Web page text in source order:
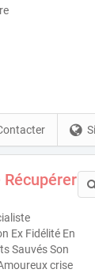
Ex Fidélité En
Sauvés Son
crise